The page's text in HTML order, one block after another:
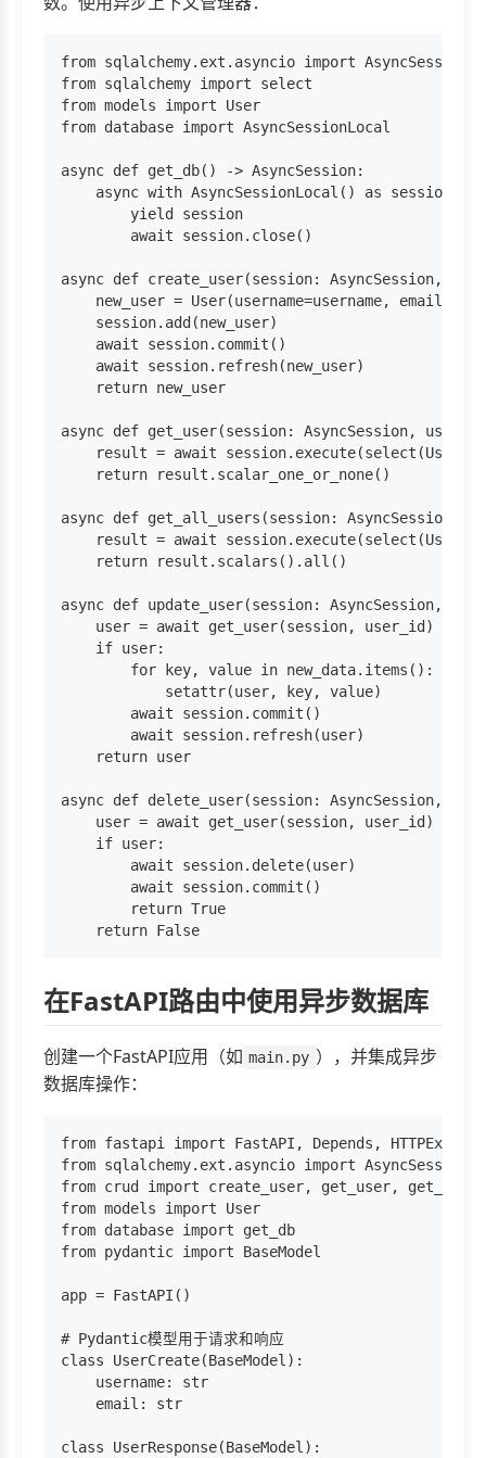
from sqlalchemy.ext.asyncio import AsyncSession
from sqlalchemy import select
from models import User
from database import AsyncSessionLocal
async def get_db() -> AsyncSession:
    async with AsyncSessionLocal() as session:
        yield session
        await session.close()
async def create_user(session: AsyncSession,
new_user = User(username=username,
    session.add(new_user)
    await session.commit()
    await session.refresh(new_user)
    return new_user
async def get_user(session: AsyncSession,
result = await
    return result.scalar_one_or_none()
async def get_all_users(session: AsyncSession):
    result = await session.execute(select(User))
    return result.scalars().all()
async def update_user(session: AsyncSession,
    user = await get_user(session, user_id)
    if user:
        for key, value in new_data.items():
            setattr(user, key, value)
        await session.commit()
        await session.refresh(user)
    return user
async def delete_user(session: AsyncSession,
    user = await get_user(session, user_id)
    if user:
        await session.delete(user)
        await session.commit()
        return True
在FastAPI路由中使用异步数据库
创建一个FastAPI应用（如 main.py ），并集成异步
数据库操作：
from fastapi import FastAPI, Depends,
from sqlalchemy.ext.asyncio import AsyncSession
from crud import create_user, get_user,
from models import User
from database import get_db
from pydantic import BaseModel
app = FastAPI()
# Pydantic模型用于请求和响应
class UserCreate(BaseModel):
    username: str
    email: str
class UserResponse(BaseModel):